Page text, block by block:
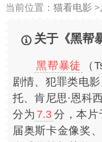
当前位置： 猫看电影 >
关于《黑帮
黑帮暴徒
（
剧情、犯罪类电
托、肯尼思·恩科
分为 7.3 分，本片
届奥斯卡金像奖